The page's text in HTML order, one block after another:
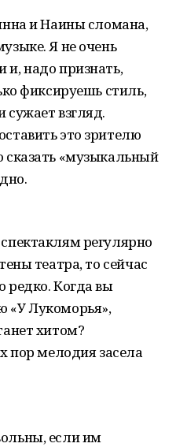
и Наины сломана,
Я не очень
надо признать,
фиксируешь стиль,
взгляд.
это зрителю
«музыкальный
регулярно
театра, то сейчас
редко. Когда вы
«У Лукоморья»,
хитом?
пор мелодия засела
если им